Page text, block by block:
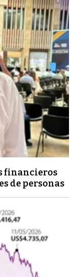
financieros
de personas